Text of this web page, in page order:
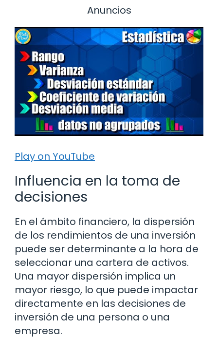
Anuncios
Play on YouTube
Influencia en la toma de
decisiones
En el ámbito financiero, la dispersión
de los rendimientos de una inversión
puede ser determinante a la hora de
seleccionar una cartera de activos.
Una mayor dispersión implica un
mayor riesgo, lo que puede impactar
directamente en las decisiones de
inversión de una persona o una
empresa.